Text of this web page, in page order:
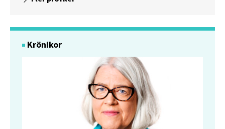
Krönikor